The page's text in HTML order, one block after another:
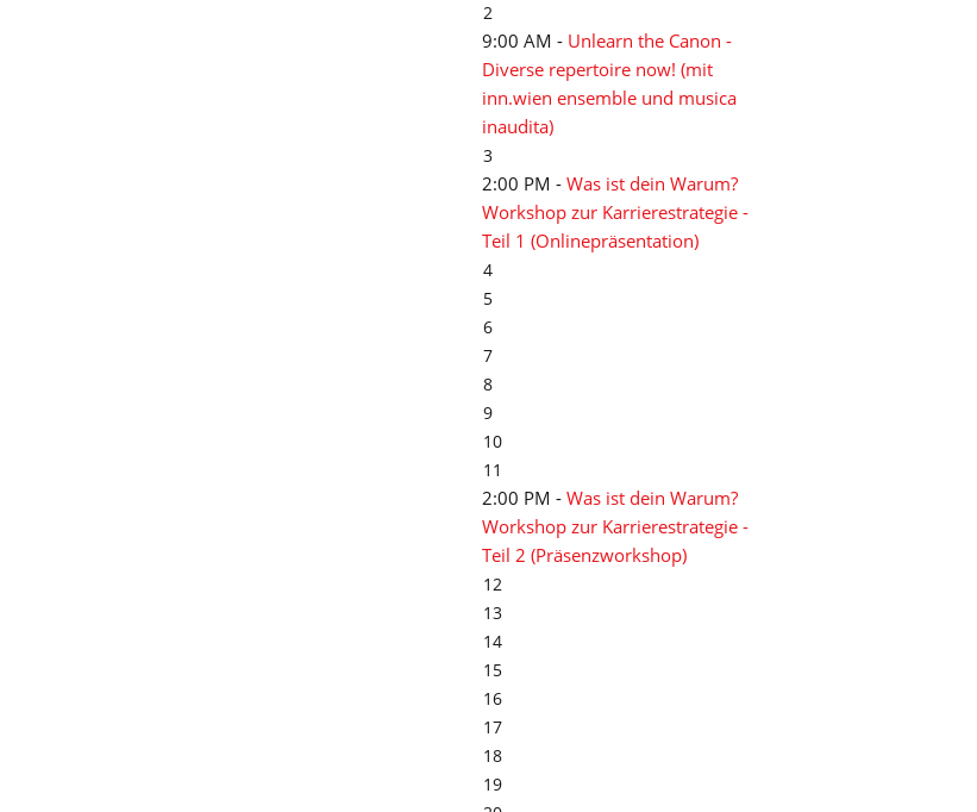
2
9:00 AM - Unlearn the Canon -
Diverse repertoire now! (mit
inn.wien ensemble und musica
inaudita)
3
2:00 PM - Was ist dein Warum?
Workshop zur Karrierestrategie -
Teil 1 (Onlinepräsentation)
4
5
6
7
8
9
10
11
2:00 PM - Was ist dein Warum?
Workshop zur Karrierestrategie -
Teil 2 (Präsenzworkshop)
12
13
14
15
16
17
18
19